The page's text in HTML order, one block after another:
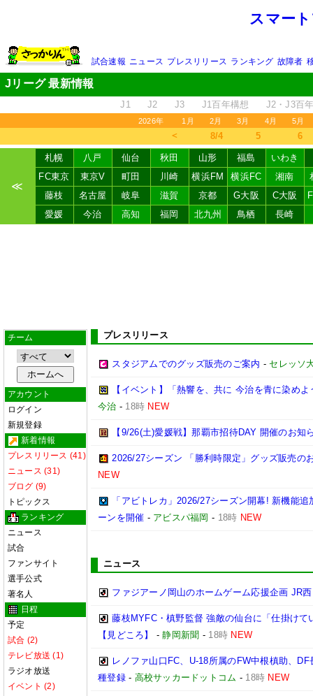
スマー
試合速報 ニュース プレスリリース ランキング 故障者
Jリーグ 最新情報
J1 J2 J3 J1百年構想 J2・J3百
2026年 1月 2月 3月 4月 5月
＜ 8/4 5 6
≪
札幌 八戸 仙台 秋田 山形 福島
いわき
FC東京
東京V 町田 川崎 横浜FM 横浜FC 湘南
藤枝
名古屋 岐阜 滋賀 京都 G大阪 C大阪
愛媛
今治 高知 福岡 北九州 鳥栖 長崎
チーム
アカウント
ログイン
新規登録
新着情報
プレスリリース (41)
ニュース (31)
ブログ (9)
トピックス
ランキング
ニュース
試合
ファンサイト
選手公式
著名人
日程
予定
試合 (2)
テレビ放送 (1)
ラジオ放送
イベント (2)
プレスリリース
スタジアムでのグッズ販売のご案内 - セレッソ
【イベント】「熱響を、共に 今治を青に染め
今治 - 18時 NEW
【9/26(土)愛媛戦】那覇市招待DAY 開催のお知
2026/27シーズン 「勝利時限定」グッズ販売の
NEW
「アビトレカ」2026/27シーズン開幕! 新機能
ーンを開催 - アビスパ福岡 - 18時 NEW
ニュース
ファジアーノ岡山のホームゲーム応援企画 JR
藤枝MYFC・槙野監督 強敵の仙台に「仕掛け
【見どころ】
-静岡新聞 - 18時 NEW
レノファ山口FC、U-18所属のFW中根槙助、
種登録- 高校サッカードットコム - 18時 NEW